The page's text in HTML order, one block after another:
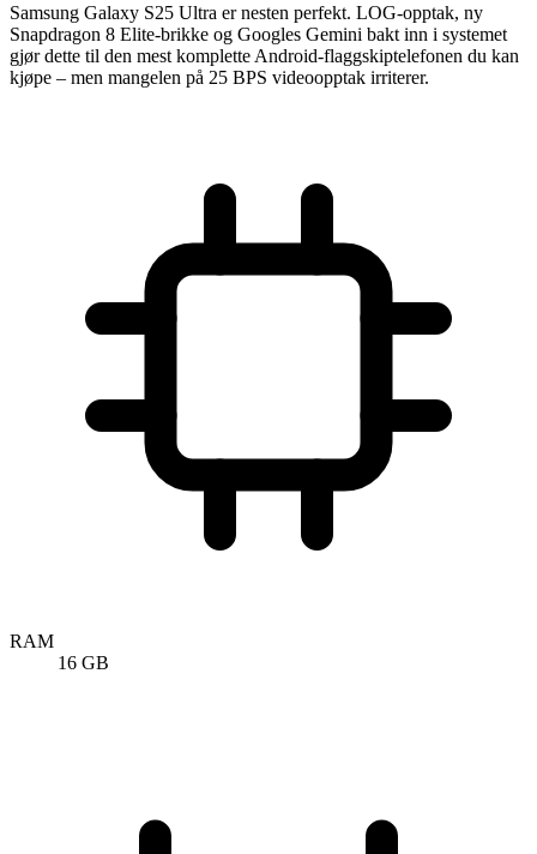
Samsung Galaxy S25 Ultra er nesten perfekt. LOG-opptak, ny
Snapdragon 8 Elite-brikke og Googles Gemini bakt inn i systemet
gjør dette til den mest komplette Android-flaggskiptelefonen du kan
kjøpe – men mangelen på 25 BPS videoopptak irriterer.
RAM
16 GB